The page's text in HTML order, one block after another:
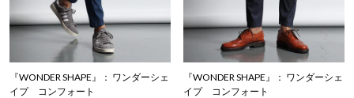
『WONDER SHAPE』： ワンダーシェ
イプ コンフォート
『WONDER SHAPE』： ワンダーシェ
イプ コンフォート